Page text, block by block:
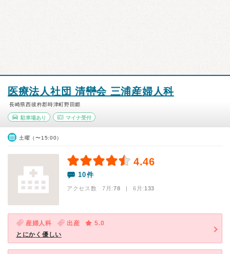
医療法人社団 清巒会 三浦産婦人科
長崎県西彼杵郡時津町野田郷
駐車場あり マイナ受付
土曜（〜15:00）
4.46
10件
アクセス数 7月:78 | 6月:133
産婦人科 出産
5.0
とにかく優しい